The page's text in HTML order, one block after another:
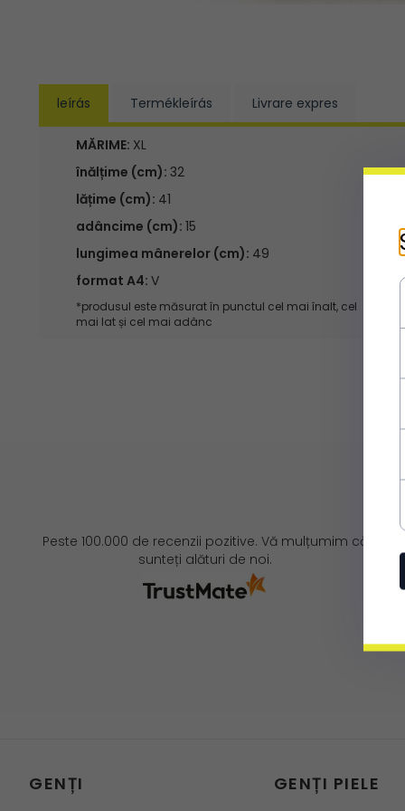
leírás Termékleírás Livrare expres
MĂRIME: XL
înălțime (cm): 32
lățime (cm): 41
adâncime (cm): 15
lungimea mânerelor (cm): 49
format A4: V
*produsul este măsurat în punctul cel mai înalt, cel
mai lat și cel mai adânc
Peste 100.000 de recenzii pozitive. Vă mulțumim că
sunteți alături de noi.
GENȚI GENȚI PIELE